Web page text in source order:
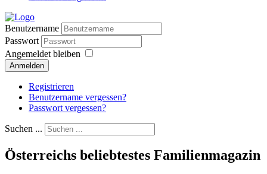
Benutzername
Passwort
Angemeldet bleiben
Anmelden
Registrieren
Benutzername vergessen?
Passwort vergessen?
Suchen ...
Österreichs beliebtestes Familienmagazin